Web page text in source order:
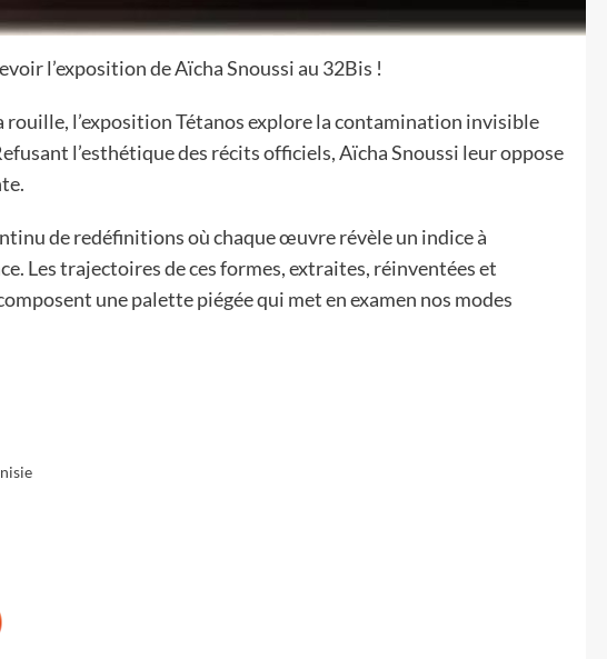
l’exposition de Aïcha Snoussi au 32Bis !
rouille, l’exposition Tétanos explore la contamination invisible
l’esthétique des récits officiels, Aïcha Snoussi leur oppose
de redéfinitions où chaque œuvre révèle un indice à
Les trajectoires de ces formes, extraites, réinventées et
une palette piégée qui met en examen nos modes